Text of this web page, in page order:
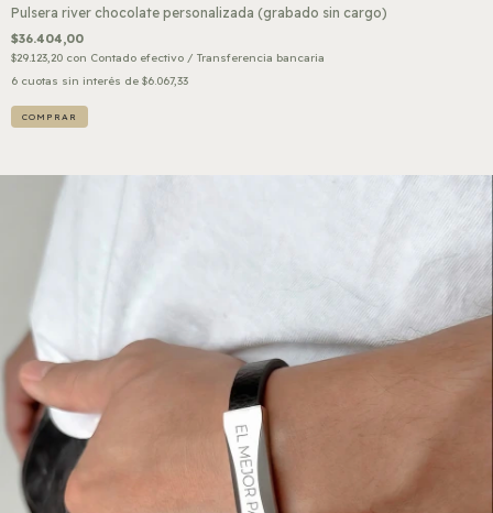
Pulsera river chocolate personalizada (grabado sin cargo)
$36.404,00
$29.123,20 con Contado efectivo / Transferencia bancaria
6 cuotas sin interés de $6.067,33